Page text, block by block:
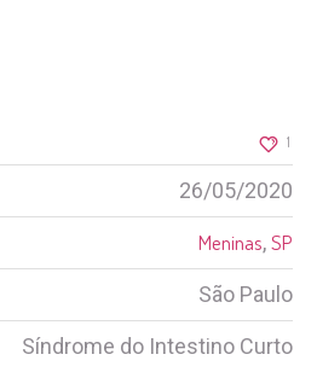
1
26/05/2020
Meninas,SP
São Paulo
Síndrome do Intestino Curto